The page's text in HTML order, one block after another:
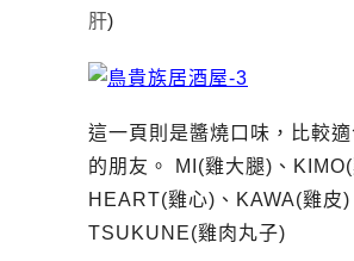
肝)
這一頁則是醬燒口味，比較
的朋友。 MI(雞大腿)、KIMO(
HEART(雞心)、KAWA(雞皮)
TSUKUNE(雞肉丸子)